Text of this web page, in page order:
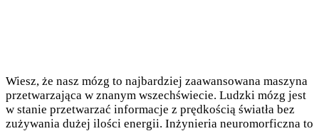
Wiesz, że nasz mózg to najbardziej zaawansowana maszyna
przetwarzająca w znanym wszechświecie. Ludzki mózg jest
w stanie przetwarzać informacje z prędkością światła bez
zużywania dużej ilości energii. Inżynieria neuromorficzna to